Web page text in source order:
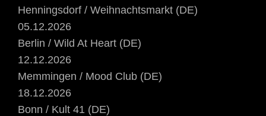
Henningsdorf / Weihnachtsmarkt (DE)
05.12.2026
Berlin / Wild At Heart (DE)
12.12.2026
Memmingen / Mood Club (DE)
18.12.2026
Bonn / Kult 41 (DE)